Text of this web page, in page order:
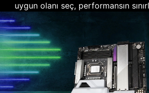
uygun olanı seç, performansın